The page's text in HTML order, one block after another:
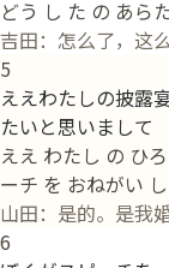
どう し た の あら
吉田：怎么了，这
5
ええわたしの披露
たいと思いまして
ええ わたし の ひ
ーチ を おねがい
山田：是的。是我
6